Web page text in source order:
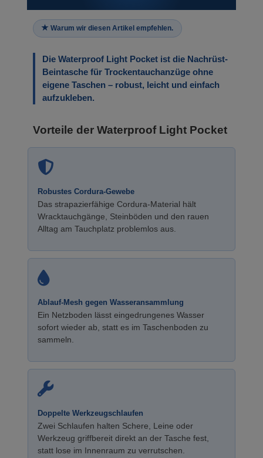
Warum wir diesen Artikel empfehlen.
Die Waterproof Light Pocket ist die Nachrüst-
Beintasche für Trockentauchanzüge ohne
eigene Taschen – robust, leicht und einfach
aufzukleben.
Vorteile der Waterproof Light Pocket
Robustes Cordura-Gewebe
Das strapazierfähige Cordura-Material hält
Wracktauchgänge, Steinböden und den rauen
Alltag am Tauchplatz problemlos aus.
Ablauf-Mesh gegen Wasseransammlung
Ein Netzboden lässt eingedrungenes Wasser
sofort wieder ab, statt es im Taschenboden zu
sammeln.
Doppelte Werkzeugschlaufen
Zwei Schlaufen halten Schere, Leine oder
Werkzeug griffbereit direkt an der Tasche fest,
statt lose im Innenraum zu verrutschen.